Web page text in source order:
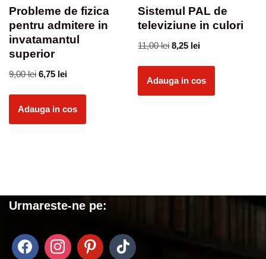
Probleme de fizica
pentru admitere in
invatamantul
superior
9,00lei 6,75 lei
Adauga in cos
Sistemul PAL de
televiziune in culori
11,00lei 8,25 lei
Adauga in cos
Urmareste-ne pe: